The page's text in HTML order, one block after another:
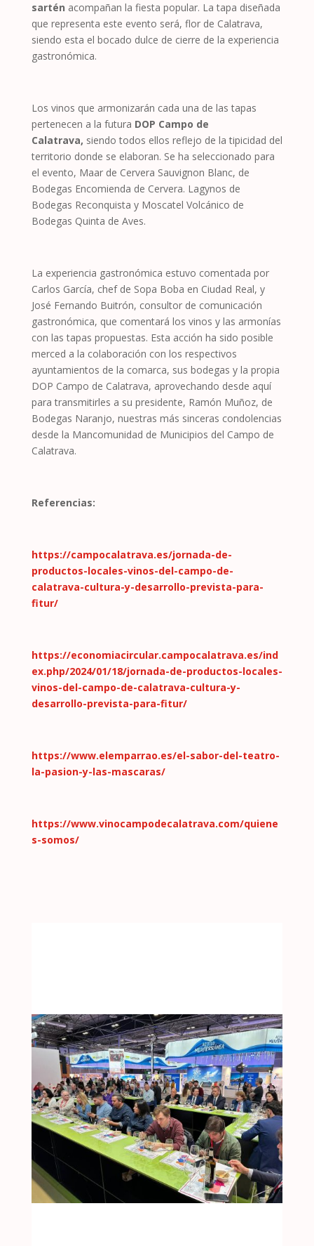
sartén acompañan la fiesta popular. La tapa diseñada
que representa este evento será, flor de Calatrava,
siendo esta el bocado dulce de cierre de la experiencia
gastronómica.
Los vinos que armonizarán cada una de las tapas
pertenecen a la futura DOP Campo de
Calatrava, siendo todos ellos reflejo de la tipicidad del
territorio donde se elaboran. Se ha seleccionado para
el evento, Maar de Cervera Sauvignon Blanc, de
Bodegas Encomienda de Cervera. Lagynos de
Bodegas Reconquista y Moscatel Volcánico de
Bodegas Quinta de Aves.
La experiencia gastronómica estuvo comentada por
Carlos García, chef de Sopa Boba en Ciudad Real, y
José Fernando Buitrón, consultor de comunicación
gastronómica, que comentará los vinos y las armonías
con las tapas propuestas. Esta acción ha sido posible
merced a la colaboración con los respectivos
ayuntamientos de la comarca, sus bodegas y la propia
DOP Campo de Calatrava, aprovechando desde aquí
para transmitirles a su presidente, Ramón Muñoz, de
Bodegas Naranjo, nuestras más sinceras condolencias
desde la Mancomunidad de Municipios del Campo de
Calatrava.
Referencias:
https://campocalatrava.es/jornada-de-
productos-locales-vinos-del-campo-de-
calatrava-cultura-y-desarrollo-prevista-para-
fitur/
https://economiacircular.campocalatrava.es/ind
ex.php/2024/01/18/jornada-de-productos-locales-
vinos-del-campo-de-calatrava-cultura-y-
desarrollo-prevista-para-fitur/
https://www.elemparrao.es/el-sabor-del-teatro-
la-pasion-y-las-mascaras/
https://www.vinocampodecalatrava.com/quiene
s-somos/